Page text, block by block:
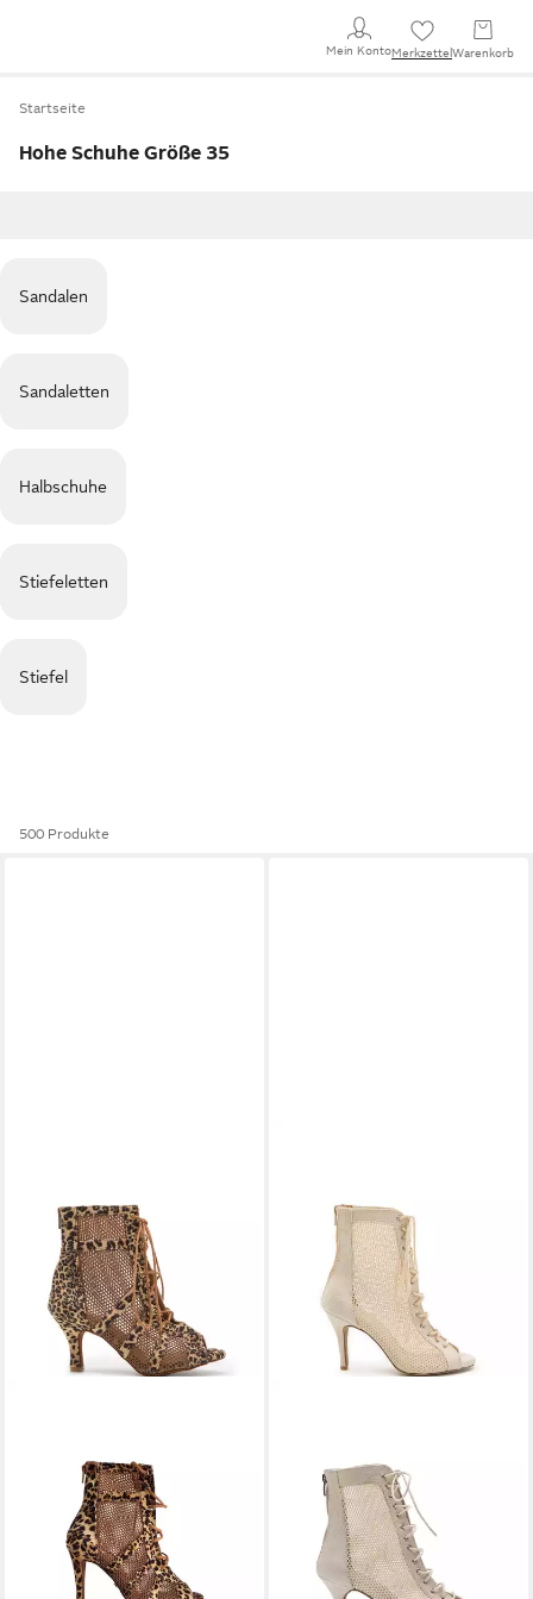
Mein KontoMerkzettel Warenkorb
Startseite
Hohe Schuhe Größe 35
Sandalen
Sandaletten
Halbschuhe
Stiefeletten
Stiefel
500 Produkte